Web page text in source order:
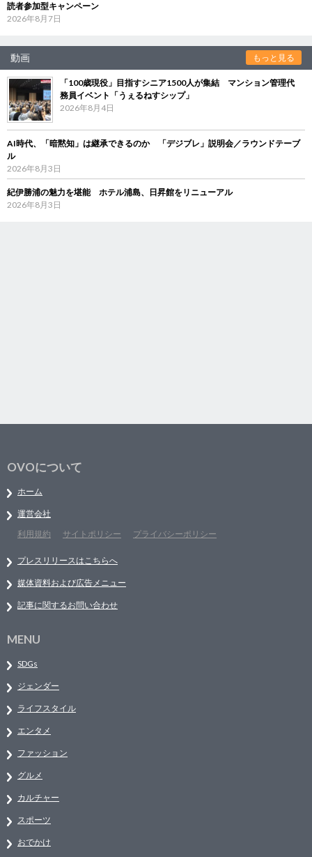
読者参加型キャンペーン
2026年8月7日
動画 もっと見る
「100歳現役」目指すシニア1500人が集結 マンション管理代
務員イベント「うぇるねすシップ」
2026年8月4日
AI時代、「暗黙知」は継承できるのか 「デジブレ」説明会／ラウンドテーブ
ル
2026年8月3日
紀伊勝浦の魅力を堪能 ホテル浦島、日昇館をリニューアル
2026年8月3日
OVOについて
ホーム
運営会社
利用規約
サイトポリシー プライバシーポリシー
プレスリリースはこちらへ
媒体資料および広告メニュー
記事に関するお問い合わせ
MENU
SDGs
ジェンダー
ライフスタイル
エンタメ
ファッション
グルメ
カルチャー
スポーツ
おでかけ